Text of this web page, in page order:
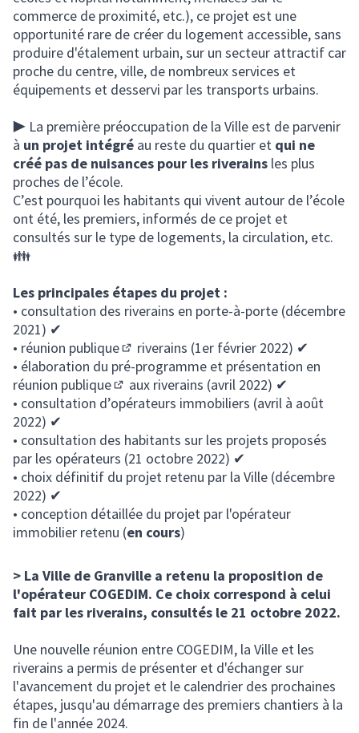
commerce de proximité, etc.), ce projet est une
opportunité rare de créer du logement accessible, sans
produire d'étalement urbain, sur un secteur attractif car
proche du centre, ville, de nombreux services et
équipements et desservi par les transports urbains.
▶️ La première préoccupation de la Ville est de parvenir
à un projet intégré au reste du quartier et qui ne
créé pas de nuisances pour les riverains les plus
proches de l’école.
C’est pourquoi les habitants qui vivent autour de l’école
ont été, les premiers, informés de ce projet et
consultés sur le type de logements, la circulation, etc.
👪
Les principales étapes du projet :
• consultation des riverains en porte-à-porte (décembre
2021) ✔
• réunion publique
(S'ouvre dans un nouvel onglet)
riverains (1er février 2022) ✔
• élaboration du pré-programme et présentation en
réunion publique
(S'ouvre dans un nouvel onglet)
aux riverains (avril 2022) ✔
• consultation d’opérateurs immobiliers (avril à août
2022) ✔
• consultation des habitants sur les projets proposés
par les opérateurs (21 octobre 2022) ✔
• choix définitif du projet retenu par la Ville (décembre
2022) ✔
• conception détaillée du projet par l'opérateur
immobilier retenu (en cours)
> La Ville de Granville a retenu la proposition de
l'opérateur COGEDIM. Ce choix correspond à celui
fait par les riverains, consultés le 21 octobre 2022.
Une nouvelle réunion entre COGEDIM, la Ville et les
riverains a permis de présenter et d'échanger sur
l'avancement du projet et le calendrier des prochaines
étapes, jusqu'au démarrage des premiers chantiers à la
fin de l'année 2024.